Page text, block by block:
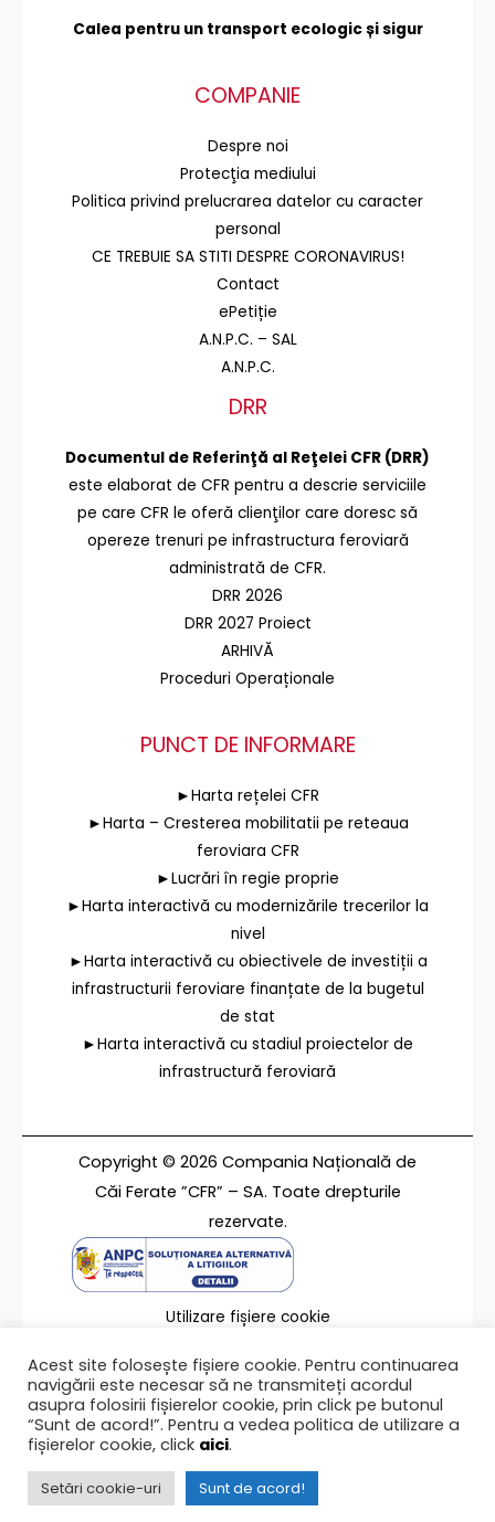
Calea pentru un transport ecologic și sigur
COMPANIE
Despre noi
Protecţia mediului
Politica privind prelucrarea datelor cu caracter
personal
CE TREBUIE SA STITI DESPRE CORONAVIRUS!
Contact
ePetiție
A.N.P.C. – SAL
A.N.P.C.
DRR
Documentul de Referinţă al Reţelei CFR (DRR)
este elaborat de CFR pentru a descrie serviciile
pe care CFR le oferă clienţilor care doresc să
opereze trenuri pe infrastructura feroviară
administrată de CFR.
DRR 2026
DRR 2027 Proiect
ARHIVĂ
Proceduri Operaționale
PUNCT DE INFORMARE
►Harta rețelei CFR
►Harta – Cresterea mobilitatii pe reteaua
feroviara CFR
►Lucrări în regie proprie
►Harta interactivă cu modernizările trecerilor la
nivel
►Harta interactivă cu obiectivele de investiții a
infrastructurii feroviare finanțate de la bugetul
de stat
►Harta interactivă cu stadiul proiectelor de
infrastructură feroviară
Copyright © 2026 Compania Națională de
Căi Ferate ”CFR” – SA. Toate drepturile
rezervate.
Utilizare fișiere cookie
Contact
Ultima modificare a paginii 27/07/2026
Acest site folosește fișiere cookie. Pentru continuarea
navigării este necesar să ne transmiteți acordul
asupra folosirii fișierelor cookie, prin click pe butonul
“Sunt de acord!”. Pentru a vedea politica de utilizare a
fișierelor cookie, click aici.
Setări cookie-uri Sunt de acord!